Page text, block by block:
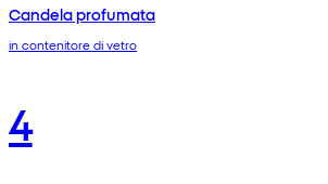
Candela profumata
in contenitore di vetro
4